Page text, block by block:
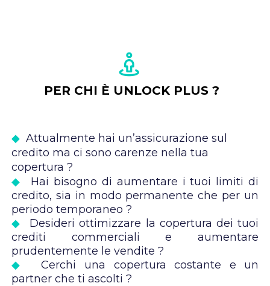
PER CHI È UNLOCK PLUS ?
◆Attualmente hai un’assicurazione sul
credito ma ci sono carenze nella tua
copertura ?
◆
Hai bisogno di aumentare i tuoi limiti di
credito, sia in modo permanente che per un
periodo temporaneo ?
◆ Desideri ottimizzare la copertura dei tuoi
crediti commerciali e aumentare
prudentemente le vendite ?
◆
Cerchi una copertura costante e un
partner che ti ascolti ?